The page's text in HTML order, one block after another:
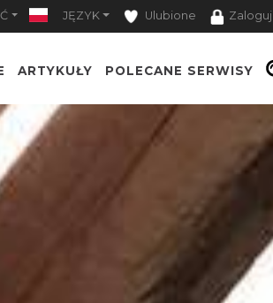
JĘZYK Ulubione Zaloguj
ARTYKUŁY POLECANE SERWISY